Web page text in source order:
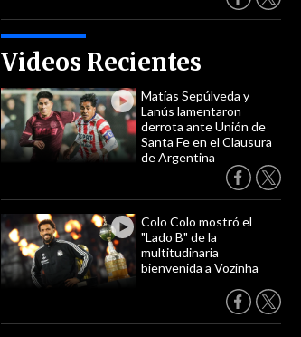
Videos Recientes
Matías Sepúlveda y
Lanús lamentaron
derrota ante Unión de
Santa Fe en el Clausura
de Argentina
Colo Colo mostró el
"Lado B" de la
multitudinaria
bienvenida a Vozinha